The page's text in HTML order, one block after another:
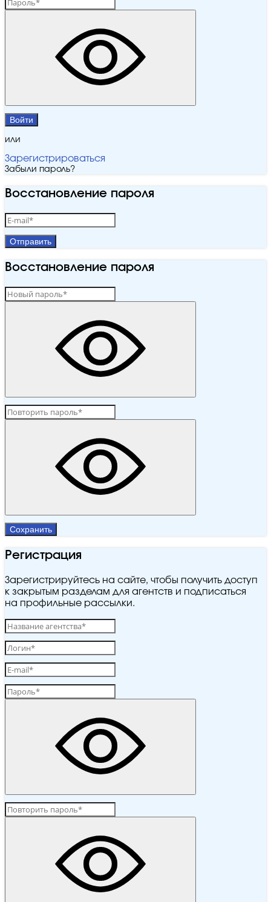
Войти
или
Зарегистрироваться
Забыли пароль?
Восстановление пароля
Отправить
Восстановление пароля
Сохранить
Регистрация
Зарегистрируйтесь на сайте, чтобы получить доступ
к закрытым разделам для агентств и подписаться
на профильные рассылки.